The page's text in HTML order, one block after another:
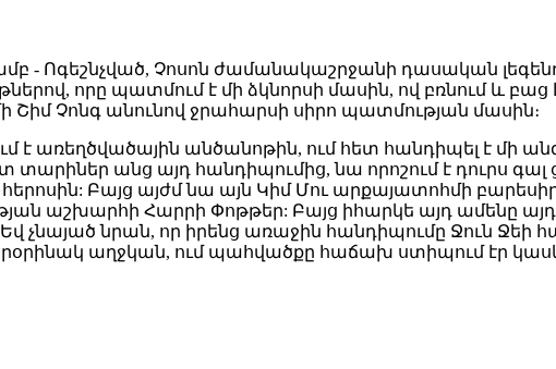
- Ոգեշնչված, Չոսոն ժամանակաշրջանի դասական
որը պատմում է մի ձկնորսի մասին, ով բռնում և բաց
Չոնգ անունով ջրահարսի սիրո պատմության մասին։
է առեղծվածային անծանոթին, ում հետ հանդիպել է մի
տարիներ անց այդ հանդիպումից, նա որոշում է դուրս
Բայց այժմ նա այն Կիմ Մու արքայատոհմի
աշխարհի Հարրի Փոթթեր: Բայց իհարկե այդ ամենը
չնայած նրան, որ իրենց առաջին հանդիպումը Ջուն
աղջկան, ում պահվածքը հաճախ ստիպում էր